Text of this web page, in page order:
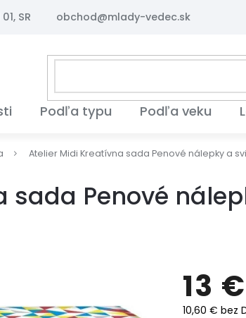
SR obchod@mlady-vedec.sk
Podľa typu Podľa veku
Atelier Midi Kreatívna sada Penové nálepky a
sada Penové
13 €
10,60 € bez